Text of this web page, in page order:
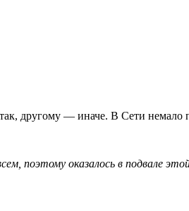
другому — иначе. В Сети
поэтому оказалось в подвале